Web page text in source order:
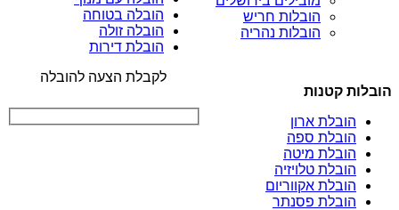
הובלות חריש
הובלות נהריה
הובלה בטוחה
הובלה זולה
הובלת דירות
הובלות קטנות
הובלת ארון
הובלת ספה
הובלת מיטה
הובלת טלויזיה
הובלת אקווריום
הובלת פסנתר
לקבלת הצעה להובלה